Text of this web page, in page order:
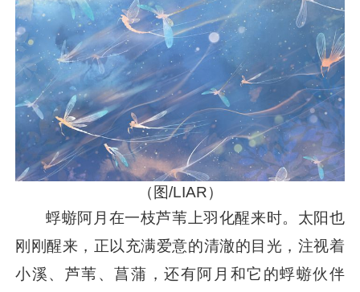
（图/LIAR）
蜉蝣阿月在一枝芦苇上羽化醒来时。太阳也
刚刚醒来，正以充满爱意的清澈的目光，注视着
小溪、芦苇、菖蒲，还有阿月和它的蜉蝣伙伴